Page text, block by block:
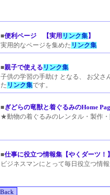
■便利ページ 【実用 リンク集】
実用的なページを集めた リンク集
■親子で使える リンク集
子供の学習の手助け となる、 お父さ
た リンク集です。
■ ぎどらの竜獣と着ぐるみのHome
★動物の着ぐるみのレンタル・製作
■仕事に役立つ情報集【やくダーツ！】
ビジネスマンにとって毎日役立つ情